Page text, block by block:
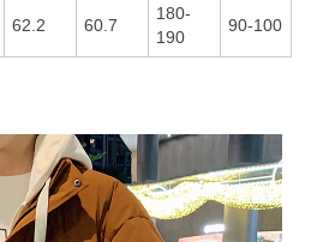
62.2 60.7
180-
190
90-100